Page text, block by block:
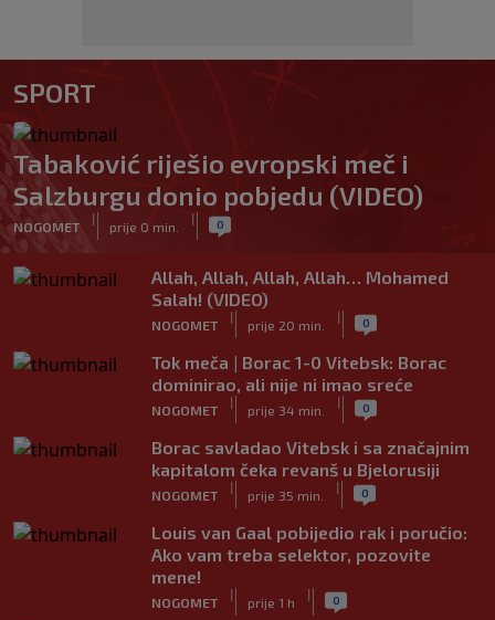
SPORT
Tabaković riješio evropski meč i
Salzburgu donio pobjedu (VIDEO)
NOGOMET
|
prije 0 min.
| 0
Allah, Allah, Allah, Allah… Mohamed
Salah! (VIDEO)
NOGOMET
|
prije 20 min.
| 0
Tok meča | Borac 1-0 Vitebsk: Borac
dominirao, ali nije ni imao sreće
NOGOMET
|
prije 34 min.
| 0
Borac savladao Vitebsk i sa značajnim
kapitalom čeka revanš u Bjelorusiji
NOGOMET
|
prije 35 min.
| 0
Louis van Gaal pobijedio rak i poručio:
Ako vam treba selektor, pozovite
mene!
NOGOMET
|
prije 1 h
| 0